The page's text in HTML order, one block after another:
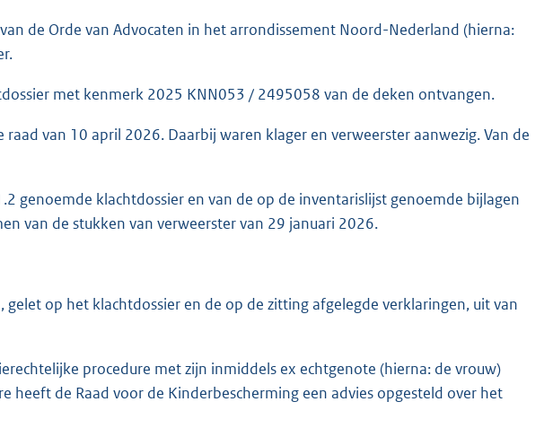
de Orde van Advocaten in het arrondissement Noord-Nederland (hierna:
met kenmerk 2025 KNN053 / 2495058 van de deken ontvangen.
van 10 april 2026. Daarbij waren klager en verweerster aanwezig. Van de
genoemde klachtdossier en van de op de inventarislijst genoemde bijlagen
van de stukken van verweerster van 29 januari 2026.
op het klachtdossier en de op de zitting afgelegde verklaringen, uit van
procedure met zijn inmiddels ex echtgenote (hierna: de vrouw)
heeft de Raad voor de Kinderbescherming een advies opgesteld over het